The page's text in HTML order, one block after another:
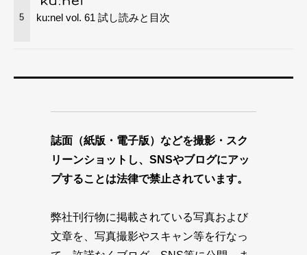
5 ku:nel vol. 61 試し読みと目次
誌面（紙版・電子版）などを撮影・スク
リーンショットし、SNSやブログにアッ
プすることは法律で禁止されています。
弊社刊行物に掲載されている写真および
文章を、写真撮影やスキャン等を行なっ